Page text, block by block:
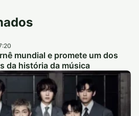
mundial e promete um dos
da história da música